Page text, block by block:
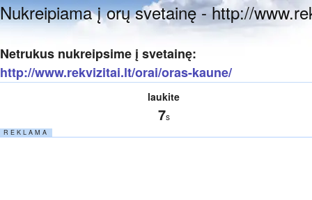
Nukreipiama į orų svetainę - http://
Netrukus nukreipsime į svetainę:
http://www.rekvizitai.lt/orai/oras-kaune/
laukite
7s
R E K L A M A